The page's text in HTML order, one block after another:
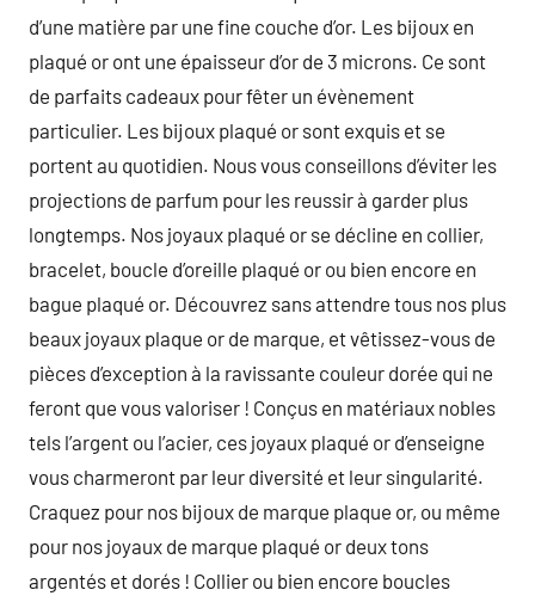
d’une matière par une fine couche d’or. Les bijoux en
plaqué or ont une épaisseur d’or de 3 microns. Ce sont
de parfaits cadeaux pour fêter un évènement
particulier. Les bijoux plaqué or sont exquis et se
portent au quotidien. Nous vous conseillons d’éviter les
projections de parfum pour les reussir à garder plus
longtemps. Nos joyaux plaqué or se décline en collier,
bracelet, boucle d’oreille plaqué or ou bien encore en
bague plaqué or. Découvrez sans attendre tous nos plus
beaux joyaux plaque or de marque, et vêtissez-vous de
pièces d’exception à la ravissante couleur dorée qui ne
feront que vous valoriser ! Conçus en matériaux nobles
tels l’argent ou l’acier, ces joyaux plaqué or d’enseigne
vous charmeront par leur diversité et leur singularité.
Craquez pour nos bijoux de marque plaque or, ou même
pour nos joyaux de marque plaqué or deux tons
argentés et dorés ! Collier ou bien encore boucles